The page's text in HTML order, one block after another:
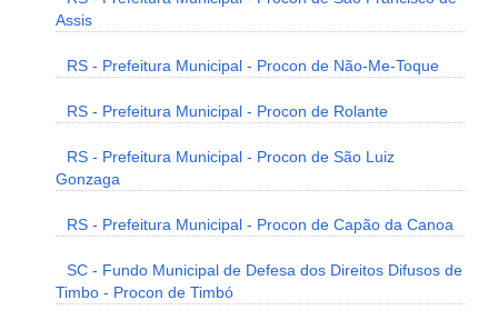
Assis
RS - Prefeitura Municipal - Procon de Não-Me-Toque
RS - Prefeitura Municipal - Procon de Rolante
RS - Prefeitura Municipal - Procon de São Luiz
Gonzaga
RS - Prefeitura Municipal - Procon de Capão da Canoa
SC - Fundo Municipal de Defesa dos Direitos Difusos de
Timbo - Procon de Timbó